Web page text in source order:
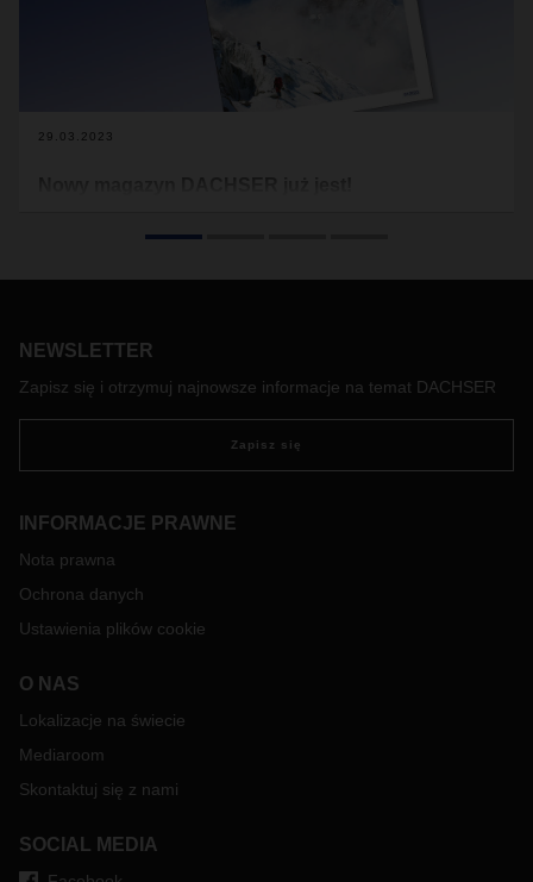
29.03.2023
teren i odnosić sukcesy w niepewnych czasach.
NEWSLETTER
Zapisz się i otrzymuj najnowsze informacje na temat DACHSER
Zapisz się
INFORMACJE PRAWNE
Nota prawna
Ochrona danych
Ustawienia plików cookie
O NAS
Lokalizacje na świecie
Mediaroom
Skontaktuj się z nami
SOCIAL MEDIA